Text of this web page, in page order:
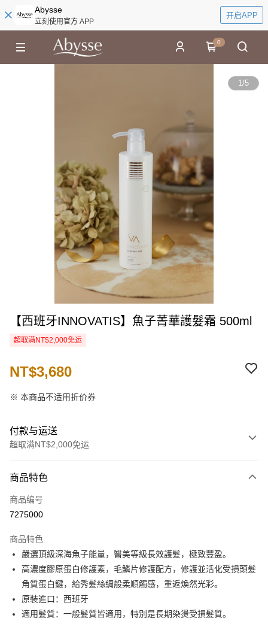
Abysse
立刻使用官方 APP
开启APP
0
1/5
【西班牙INNOVATIS】魚子菁華護髮霜 500ml
超取满NT$2,000免运
NT$3,680
※ 本商品不适用折价券
付款与运送
超取满NT$2,000免运
信用卡一次付款
信用卡分期付款
合作金库商业银行
华南商业银行
彰化商业银行
上海商业储蓄银行
台北富邦商业银行
国泰世华商业银行
兆丰国际商业银行
台湾中小企业银行
汇丰（台湾）商业银行
华泰商业银行
联邦商业银行
远东国际商业银行
6期 0利率，每期
华南商业银行
彰化商业银行
上海商业储蓄银行
台北富邦商业银行
国泰世华商业银行
台湾中小企业银行
台中商业银行
超商取货付款
LINE Pay
Apple Pay
商品特色
商品编号
7275000
商品特色
嚴選頂級深海魚子能量，醫美等級長效護髮，極致豐盈。
高濃度膠原蛋白修護素，毛鱗片修護配方，修護並活化受損頭髮
角質蛋白鍵，給秀髮絲綢般柔順觸感，重返煥然光彩。
原裝進口：西班牙
適⽤髮質：⼀般髮質皆適⽤，特別是長期染燙受損髮質。